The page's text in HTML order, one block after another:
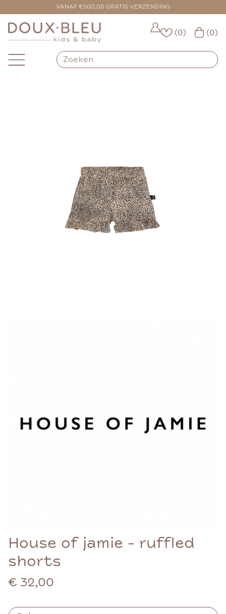
VANAF €500,00 GRATIS VERZENDING
VOOR 16:00 BESTELD = VANDAAG VERZONDEN
(0) (0)
House of jamie - ruffled
shorts
€ 32,00